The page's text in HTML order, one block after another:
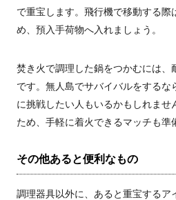
で重宝します。飛行機で移動する際
め、預入手荷物へ入れましょう。
焚き火で調理した鍋をつかむには、
です。無人島でサバイバルをするな
に挑戦したい人もいるかもしれませ
ため、手軽に着火できるマッチも準
その他あると便利なもの
調理器具以外に、あると重宝するア